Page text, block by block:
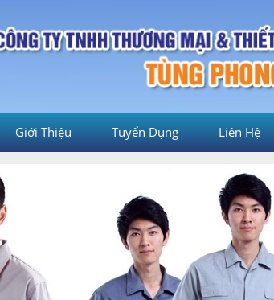
Giới Thiệu Tuyển Dụng Liên Hệ